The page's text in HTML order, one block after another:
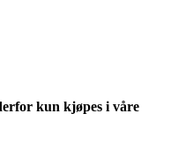
kun kjøpes i våre